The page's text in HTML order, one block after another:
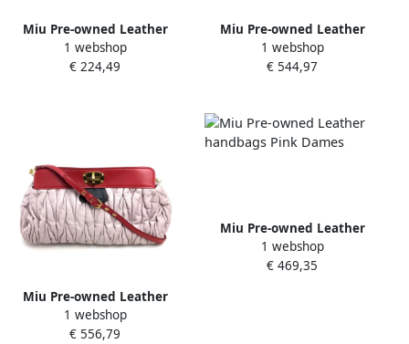
Miu Pre-owned Leather
wallets Pink Dames
1 webshop
€ 224,49
Miu Pre-owned Leather
handbags Pink Dames
1 webshop
€ 544,97
Miu Pre-owned Leather
handbags Pink Dames
1 webshop
€ 556,79
Miu Pre-owned Leather
handbags Pink Dames
1 webshop
€ 469,35